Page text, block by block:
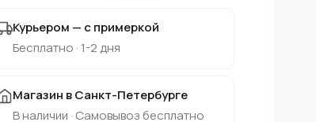
Курьером — с примеркой
Бесплатно · 1-2 дня
Магазин в Санкт-Петербурге
В наличии · Самовывоз бесплатно